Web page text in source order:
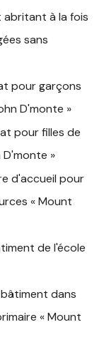
à la fois
sans
pour garçons
D'monte »
pour filles de
D'monte »
d'accueil pour
« Mount
de l'école
dans
« Mount